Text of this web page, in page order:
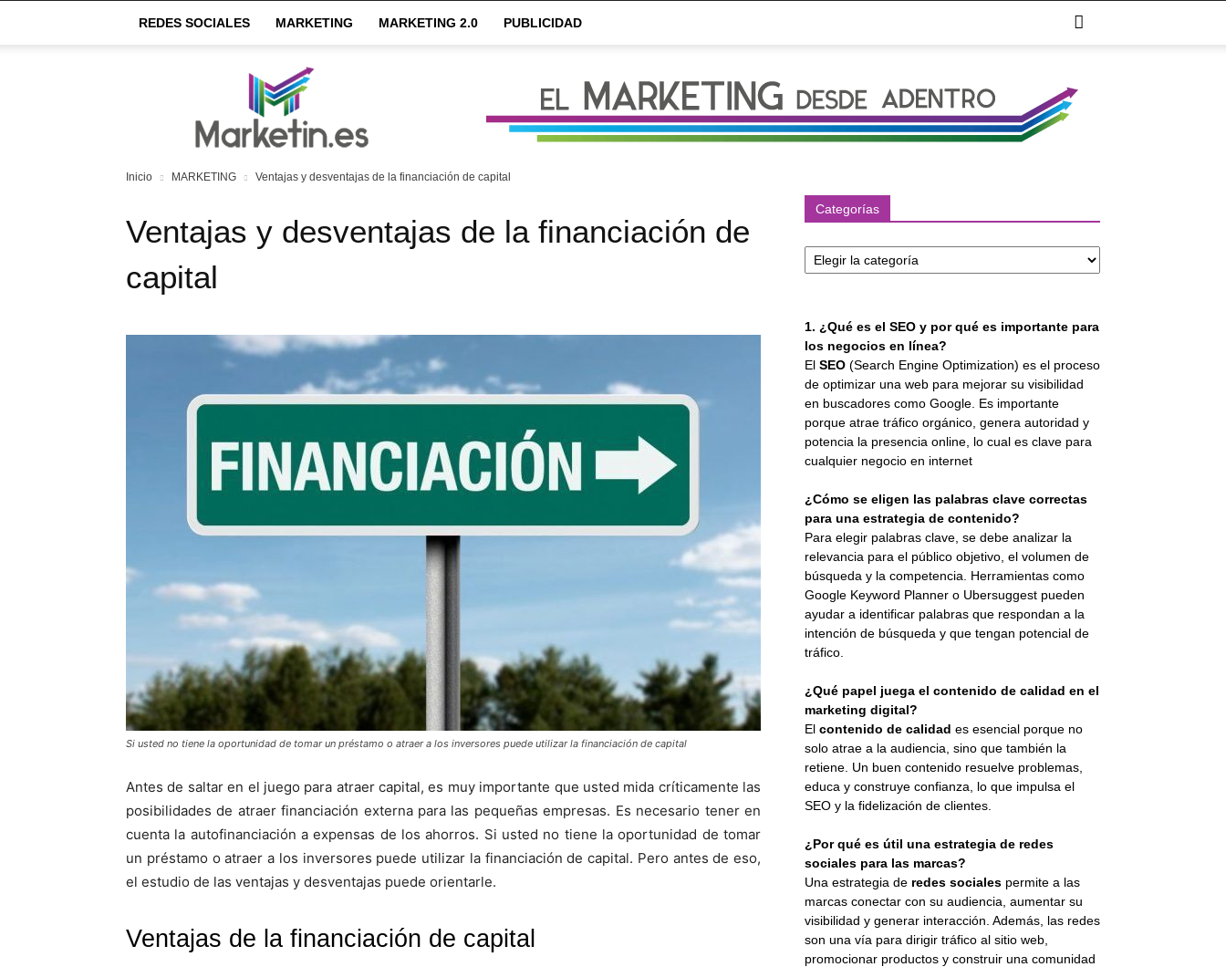
REDES SOCIALES MARKETING MARKETING 2.0 PUBLICIDAD
Inicio MARKETING Ventajas y desventajas de la financiación de capital
Ventajas y desventajas de la financiación de
capital
Si usted no tiene la oportunidad de tomar un préstamo o atraer a los inversores puede utilizar la financiación de capital
Antes de saltar en el juego para atraer capital, es muy importante que usted mida críticamente las
posibilidades de atraer financiación externa para las pequeñas empresas. Es necesario tener en
cuenta la autofinanciación a expensas de los ahorros. Si usted no tiene la oportunidad de tomar
un préstamo o atraer a los inversores puede utilizar la financiación de capital. Pero antes de eso,
el estudio de las ventajas y desventajas puede orientarle.
Ventajas de la financiación de capital
Categorías
1. ¿Qué es el SEO y por qué es importante para
los negocios en línea?
El SEO (Search Engine Optimization) es el proceso
de optimizar una web para mejorar su visibilidad
en buscadores como Google. Es importante
porque atrae tráfico orgánico, genera autoridad y
potencia la presencia online, lo cual es clave para
cualquier negocio en internet
¿Cómo se eligen las palabras clave correctas
para una estrategia de contenido?
Para elegir palabras clave, se debe analizar la
relevancia para el público objetivo, el volumen de
búsqueda y la competencia. Herramientas como
Google Keyword Planner o Ubersuggest pueden
ayudar a identificar palabras que respondan a la
intención de búsqueda y que tengan potencial de
tráfico.
¿Qué papel juega el contenido de calidad en el
marketing digital?
El contenido de calidad es esencial porque no
solo atrae a la audiencia, sino que también la
retiene. Un buen contenido resuelve problemas,
educa y construye confianza, lo que impulsa el
SEO y la fidelización de clientes.
¿Por qué es útil una estrategia de redes
sociales para las marcas?
Una estrategia de redes sociales permite a las
marcas conectar con su audiencia, aumentar su
visibilidad y generar interacción. Además, las redes
son una vía para dirigir tráfico al sitio web,
promocionar productos y construir una comunidad